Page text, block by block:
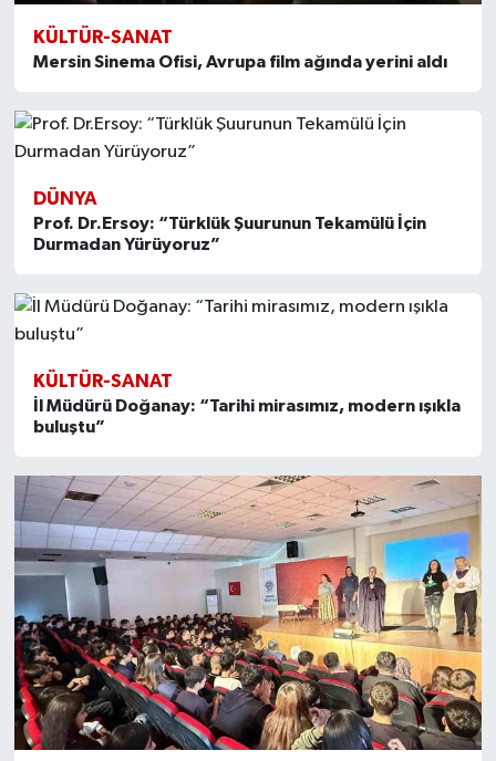
KÜLTÜR-SANAT
Mersin Sinema Ofisi, Avrupa film ağında yerini aldı
DÜNYA
Prof. Dr.Ersoy: “Türklük Şuurunun Tekamülü İçin
Durmadan Yürüyoruz”
KÜLTÜR-SANAT
İl Müdürü Doğanay: “Tarihi mirasımız, modern ışıkla
buluştu”